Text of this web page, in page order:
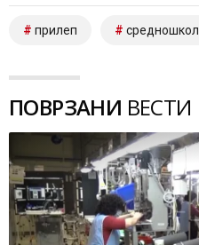
прилеп
ПОВРЗАНИ ВЕСТИ